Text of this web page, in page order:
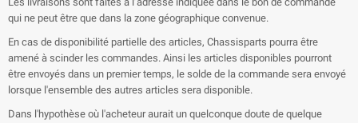
qui ne peut être que dans la zone géographique convenue.
En cas de disponibilité partielle des articles, Chassisparts pourra être
amené à scinder les commandes. Ainsi les articles disponibles pourront
être envoyés dans un premier temps, le solde de la commande sera envoyé
lorsque l'ensemble des autres articles sera disponible.
Dans l'hypothèse où l'acheteur aurait un quelconque doute de quelque